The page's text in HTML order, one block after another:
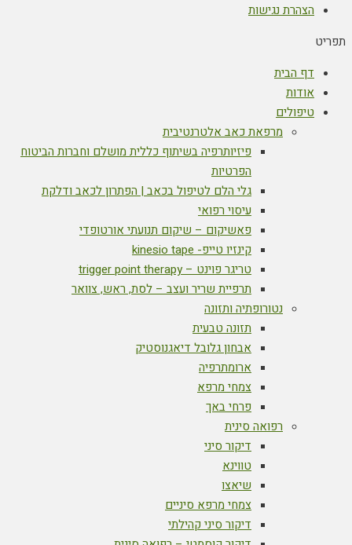
הצהרת נגישות
תפריט
דף הבית
אודות
טיפולים
מרפאת כאב אלטרנטיבית
פיזיותרפיה בשיתוף כללית מושלם וחברות הביטוח
הפרטיות
גלי הלם לטיפול בכאב | הפתרון לכאב ודלקת
עיסוי רפואי
פאשיקום – שיקום תנועתי אורטופדי
קינזיו טייפ- kinesio tape
טריגר פוינט – trigger point therapy
תרפיית שריר ועצב – לסת, ראש, צוואר
נטורופתיה ותזונה
תזונה טבעית
אבחון גלובל דיאגנוסטיק
ארומתרפיה
צמחי מרפא
פרחי באך
רפואה סינית
דיקור סיני
טווינא
שיאצו
צמחי מרפא סיניים
דיקור סיני קהילתי